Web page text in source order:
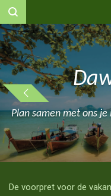
Ga
direct
naar
de
hoofdinhoud
Plan samen met ons
De voorpret voor de